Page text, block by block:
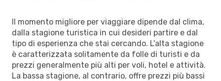
Il momento migliore per viaggiare dipende dal clima,
dalla stagione turistica in cui desideri partire e dal
tipo di esperienza che stai cercando. L’alta stagione
è caratterizzata solitamente da folle di turisti e da
prezzi generalmente più alti per voli, hotel e attività.
La bassa stagione, al contrario, offre prezzi più bassi